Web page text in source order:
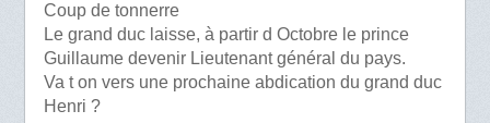
Coup de tonnerre
Le grand duc laisse, à partir d Octobre le prince
Guillaume devenir Lieutenant général du pays.
Va t on vers une prochaine abdication du grand duc
Henri ?